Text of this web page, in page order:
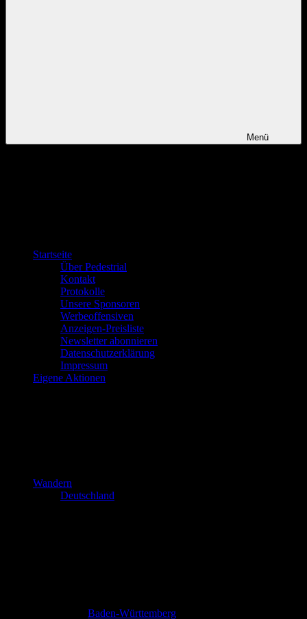
Menü
Startseite
Über Pedestrial
Kontakt
Protokolle
Unsere Sponsoren
Werbeoffensiven
Anzeigen-Preisliste
Newsletter abonnieren
Datenschutzerklärung
Impressum
Eigene Aktionen
Wandern
Deutschland
Baden-Württemberg